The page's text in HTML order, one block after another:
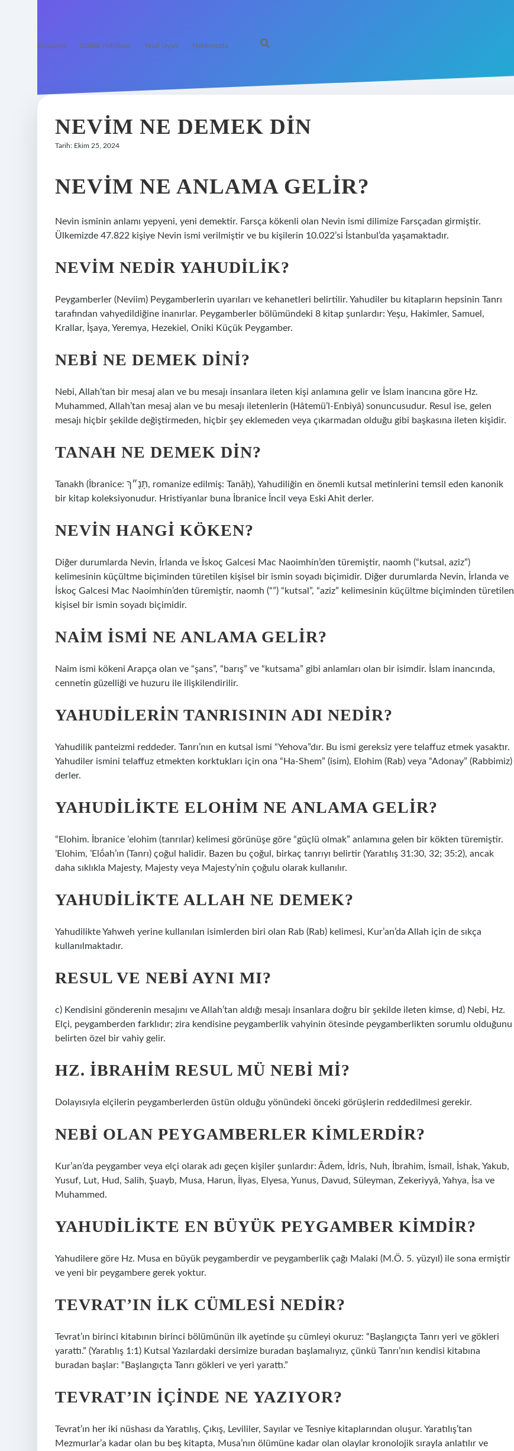
Anasayfa Gizlilik Politikası Yasal Uyarı Hakkımızda
NEVIM NE DEMEK DIN
Tarih: Ekim 25, 2024
NEVIM NE ANLAMA GELIR?
Nevin isminin anlamı yepyeni, yeni demektir. Farsça kökenli olan Nevin ismi dilimize Farsçadan girmiştir.
Ülkemizde 47.822 kişiye Nevin ismi verilmiştir ve bu kişilerin 10.022’si İstanbul’da yaşamaktadır.
NEVIM NEDIR YAHUDILIK?
Peygamberler (Neviim) Peygamberlerin uyarıları ve kehanetleri belirtilir. Yahudiler bu kitapların hepsinin Tanrı
tarafından vahyedildiğine inanırlar. Peygamberler bölümündeki 8 kitap şunlardır: Yeşu, Hakimler, Samuel,
Krallar, İşaya, Yeremya, Hezekiel, Oniki Küçük Peygamber.
NEBI NE DEMEK DINI?
Nebi, Allah’tan bir mesaj alan ve bu mesajı insanlara ileten kişi anlamına gelir ve İslam inancına göre Hz.
Muhammed, Allah’tan mesaj alan ve bu mesajı iletenlerin (Hâtemü’l-Enbiyâ) sonuncusudur. Resul ise, gelen
mesajı hiçbir şekilde değiştirmeden, hiçbir şey eklemeden veya çıkarmadan olduğu gibi başkasına ileten kişidir.
TANAH NE DEMEK DIN?
Tanakh (İbranice: תָּנָ״ךְ, romanize edilmiş: Tanāḥ), Yahudiliğin en önemli kutsal metinlerini temsil eden kanonik
bir kitap koleksiyonudur. Hristiyanlar buna İbranice İncil veya Eski Ahit derler.
NEVIN HANGI KÖKEN?
Diğer durumlarda Nevin, İrlanda ve İskoç Galcesi Mac Naoimhín’den türemiştir, naomh (“kutsal, aziz”)
kelimesinin küçültme biçiminden türetilen kişisel bir ismin soyadı biçimidir. Diğer durumlarda Nevin, İrlanda ve
İskoç Galcesi Mac Naoimhín’den türemiştir, naomh (“”) “kutsal”, “aziz” kelimesinin küçültme biçiminden türetilen
kişisel bir ismin soyadı biçimidir.
NAIM ISMI NE ANLAMA GELIR?
Naim ismi kökeni Arapça olan ve “şans”, “barış” ve “kutsama” gibi anlamları olan bir isimdir. İslam inancında,
cennetin güzelliği ve huzuru ile ilişkilendirilir.
YAHUDILERIN TANRISININ ADI NEDIR?
Yahudilik panteizmi reddeder. Tanrı’nın en kutsal ismi “Yehova”dır. Bu ismi gereksiz yere telaffuz etmek yasaktır.
Yahudiler ismini telaffuz etmekten korktukları için ona “Ha-Shem” (isim), Elohim (Rab) veya “Adonay” (Rabbimiz)
derler.
YAHUDILIKTE ELOHIM NE ANLAMA GELIR?
“Elohim. İbranice ʼelohim (tanrılar) kelimesi görünüşe göre “güçlü olmak” anlamına gelen bir kökten türemiştir.
ʼElohim, ʼElṓah’ın (Tanrı) çoğul halidir. Bazen bu çoğul, birkaç tanrıyı belirtir (Yaratılış 31:30, 32; 35:2), ancak
daha sıklıkla Majesty, Majesty veya Majesty’nin çoğulu olarak kullanılır.
YAHUDILIKTE ALLAH NE DEMEK?
Yahudilikte Yahweh yerine kullanılan isimlerden biri olan Rab (Rab) kelimesi, Kur’an’da Allah için de sıkça
kullanılmaktadır.
RESUL VE NEBI AYNI MI?
c) Kendisini gönderenin mesajını ve Allah’tan aldığı mesajı insanlara doğru bir şekilde ileten kimse, d) Nebi, Hz.
Elçi, peygamberden farklıdır; zira kendisine peygamberlik vahyinin ötesinde peygamberlikten sorumlu olduğunu
belirten özel bir vahiy gelir.
HZ. İBRAHIM RESUL MÜ NEBI MI?
Dolayısıyla elçilerin peygamberlerden üstün olduğu yönündeki önceki görüşlerin reddedilmesi gerekir.
NEBI OLAN PEYGAMBERLER KIMLERDIR?
Kur’an’da peygamber veya elçi olarak adı geçen kişiler şunlardır: Âdem, İdris, Nuh, İbrahim, İsmail, İshak, Yakub,
Yusuf, Lut, Hud, Salih, Şuayb, Musa, Harun, İlyas, Elyesa, Yunus, Davud, Süleyman, Zekeriyyâ, Yahya, İsa ve
Muhammed.
YAHUDILIKTE EN BÜYÜK PEYGAMBER KIMDIR?
Yahudilere göre Hz. Musa en büyük peygamberdir ve peygamberlik çağı Malaki (M.Ö. 5. yüzyıl) ile sona ermiştir
ve yeni bir peygambere gerek yoktur.
TEVRAT’IN ILK CÜMLESI NEDIR?
Tevrat’ın birinci kitabının birinci bölümünün ilk ayetinde şu cümleyi okuruz: “Başlangıçta Tanrı yeri ve gökleri
yarattı.” (Yaratılış 1:1) Kutsal Yazılardaki dersimize buradan başlamalıyız, çünkü Tanrı’nın kendisi kitabına
buradan başlar: “Başlangıçta Tanrı gökleri ve yeri yarattı.”
TEVRAT’IN IÇINDE NE YAZIYOR?
Tevrat’ın her iki nüshası da Yaratılış, Çıkış, Levililer, Sayılar ve Tesniye kitaplarından oluşur. Yaratılış’tan
Mezmurlar’a kadar olan bu beş kitapta, Musa’nın ölümüne kadar olan olaylar kronolojik sırayla anlatılır ve